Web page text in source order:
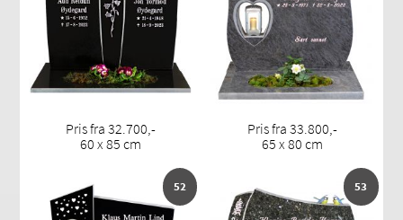
Pris fra 32.700,-
60 x 85 cm
Pris fra 33.800,-
65 x 80 cm
52 53